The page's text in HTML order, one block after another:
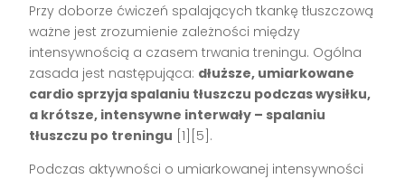
Przy doborze ćwiczeń spalających tkankę tłuszczową
ważne jest zrozumienie zależności między
intensywnością a czasem trwania treningu. Ogólna
zasada jest następująca: dłuższe, umiarkowane
cardio sprzyja spalaniu tłuszczu podczas wysiłku,
a krótsze, intensywne interwały – spalaniu
tłuszczu po treningu [1][5].
Podczas aktywności o umiarkowanej intensywności